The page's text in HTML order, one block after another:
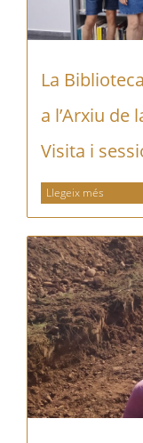
La
a l’Arxiu de
Visita i
Llegeix més